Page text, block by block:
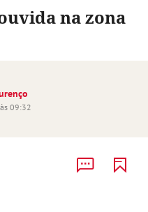
na zona
09:32